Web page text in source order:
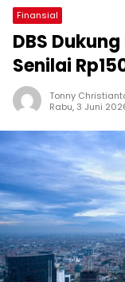
Finansial
DBS
Senilai
Tonny
Rabu, 3 Juni